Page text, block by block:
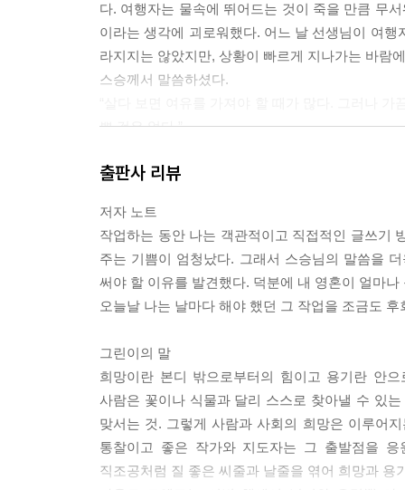
다. 여행자는 물속에 뛰어드는 것이 죽을 만큼 무
이라는 생각에 괴로워했다. 어느 날 선생님이 여
라지지는 않았지만, 상황이 빠르게 지나가는 바람
스승께서 말씀하셨다.
쁜 것은 없다.”
“너희가 꿈의 길을 가고 있다면 그 길에 온전히 몸
할 때도 그 길을 스스로 감당해라. 현재의 가능성
방되지 못할 것이다. 용기를 가지고 너희의 길을
가 잠 못 이루는 밤에 신께서 너희와 함께 계실 것
일관되게 행동하려고 애쓰지 마라. 성 바울도 “세
게 해를 끼치지 않는 한 너희는 때때로 의견을 바
이 어떻게 생각하는가 하는 것은 별로 중요하지
너희 주변에서 움직이도록 내버려두고, 스스로에
어리석은 자들을선택하셨다”라고 말했다.
스승께서 말씀하셨다.
출판사 리뷰
저자 노트
작업하는 동안 나는 객관적이고 직접적인 글쓰기
주는 기쁨이 엄청났다. 그래서 스승님의 말씀을
써야 할 이유를 발견했다. 덕분에 내 영혼이 얼마
오늘날 나는 날마다 해야 했던 그 작업을 조금도
그린이의 말
희망이란 본디 밖으로부터의 힘이고 용기란 안
사람은 꽃이나 식물과 달리 스스로 찾아낼 수 있
맞서는 것. 그렇게 사람과 사회의 희망은 이루어
통찰이고 좋은 작가와 지도자는 그 출발점을
직조공처럼 질 좋은 씨줄과 날줄을 엮어 희망과